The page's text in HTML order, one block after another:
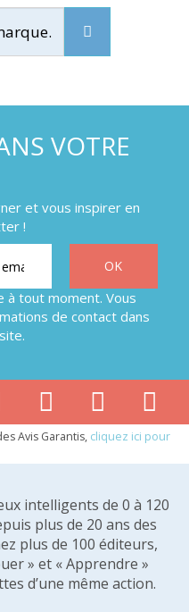
VOTRE
et vous inspirer en
!
à tout moment. Vous
de contact dans
Avis Garantis, cliquez ici pour
intelligents de 0 à 120
plus de 20 ans des
plus de 100 éditeurs,
» et « Apprendre »
d’une même action.